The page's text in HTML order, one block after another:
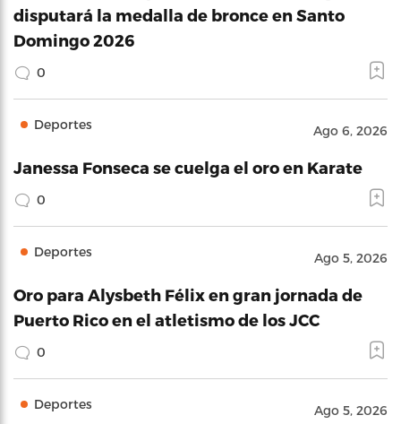
disputará la medalla de bronce en Santo
Domingo 2026
0
Deportes Ago 6, 2026
Janessa Fonseca se cuelga el oro en Karate
0
Deportes Ago 5, 2026
Oro para Alysbeth Félix en gran jornada de
Puerto Rico en el atletismo de los JCC
0
Deportes Ago 5, 2026